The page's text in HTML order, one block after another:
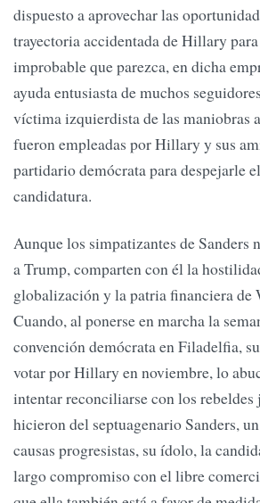
dispuesto a aprovechar las
trayectoria accidentada de Hillary
improbable que parezca, en dicha
ayuda entusiasta de muchos
víctima izquierdista de las maniobras
fueron empleadas por Hillary y sus
partidario demócrata para despejarle
candidatura.
Aunque los simpatizantes de Sanders
a Trump, comparten con él la
globalización y la patria financiera de
Cuando, al ponerse en marcha la
convención demócrata en Filadelfia,
votar por Hillary en noviembre, lo
intentar reconciliarse con los rebeldes
hicieron del septuagenario Sanders,
causas progresistas, su ídolo, la
largo compromiso con el libre